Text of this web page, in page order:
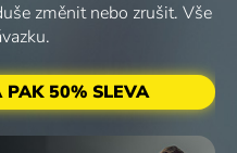
změnit nebo zrušit. Vše
50% SLEVA